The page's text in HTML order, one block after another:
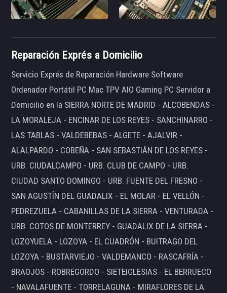
Reparación Exprés a Domicilio
Servicio Exprés de Reparación Hardware Software
Ordenador Portátil PC Mac TPV AIO Gaming PC Servidor a
Domicilio en la SIERRA NORTE DE MADRID - ALCOBENDAS -
LA MORALEJA - ENCINAR DE LOS REYES - SANCHINARRO -
LAS TABLAS - VALDEBEBAS - ALGETE - AJALVIR -
ALALPARDO - COBEÑA - SAN SEBASTIÁN DE LOS REYES -
URB. CIUDALCAMPO - URB. CLUB DE CAMPO - URB.
CIUDAD SANTO DOMINGO - URB. FUENTE DEL FRESNO -
SAN AGUSTÍN DEL GUADALIX - EL MOLAR - EL VELLÓN -
PEDREZUELA - CABANILLAS DE LA SIERRA - VENTURADA -
URB. COTOS DE MONTERREY - GUADALIX DE LA SIERRA -
LOZOYUELA - LOZOYA - EL CUADRÓN - BUITRAGO DEL
LOZOYA - BUSTARVIEJO - VALDEMANCO - RASCAFRÍA -
BRAOJOS - ROBREGORDO - SIETEIGLESIAS - EL BERRUECO
- NAVALAFUENTE - TORRELAGUNA - MIRAFLORES DE LA